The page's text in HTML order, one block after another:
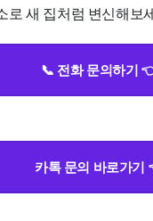
새 집처럼 변신해보
📞 전화 문의하기
카톡 문의 바로가기